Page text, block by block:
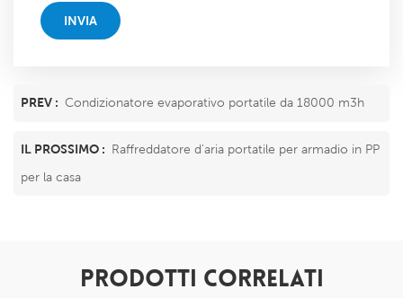
INVIA
PREV : Condizionatore evaporativo portatile da 18000 m3h
IL PROSSIMO : Raffreddatore d'aria portatile per armadio in PP
per la casa
PRODOTTI CORRELATI